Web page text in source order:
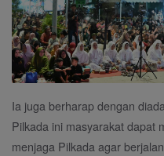
Ia juga berharap dengan
Pilkada ini masyarakat dapat
menjaga Pilkada agar